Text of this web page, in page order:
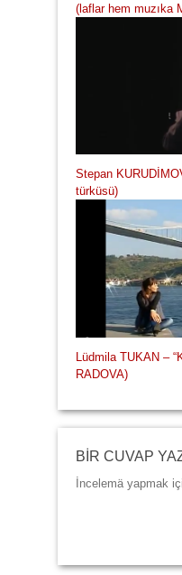
(laflar hem muzıka
Stepan
türküsü)
Lüdmila TUKAN –
RADOVA)
BİR CUVAP
İncelemä yapmak